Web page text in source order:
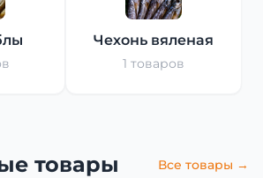
Чехонь вяленая
1 товаров
товары Все товары →